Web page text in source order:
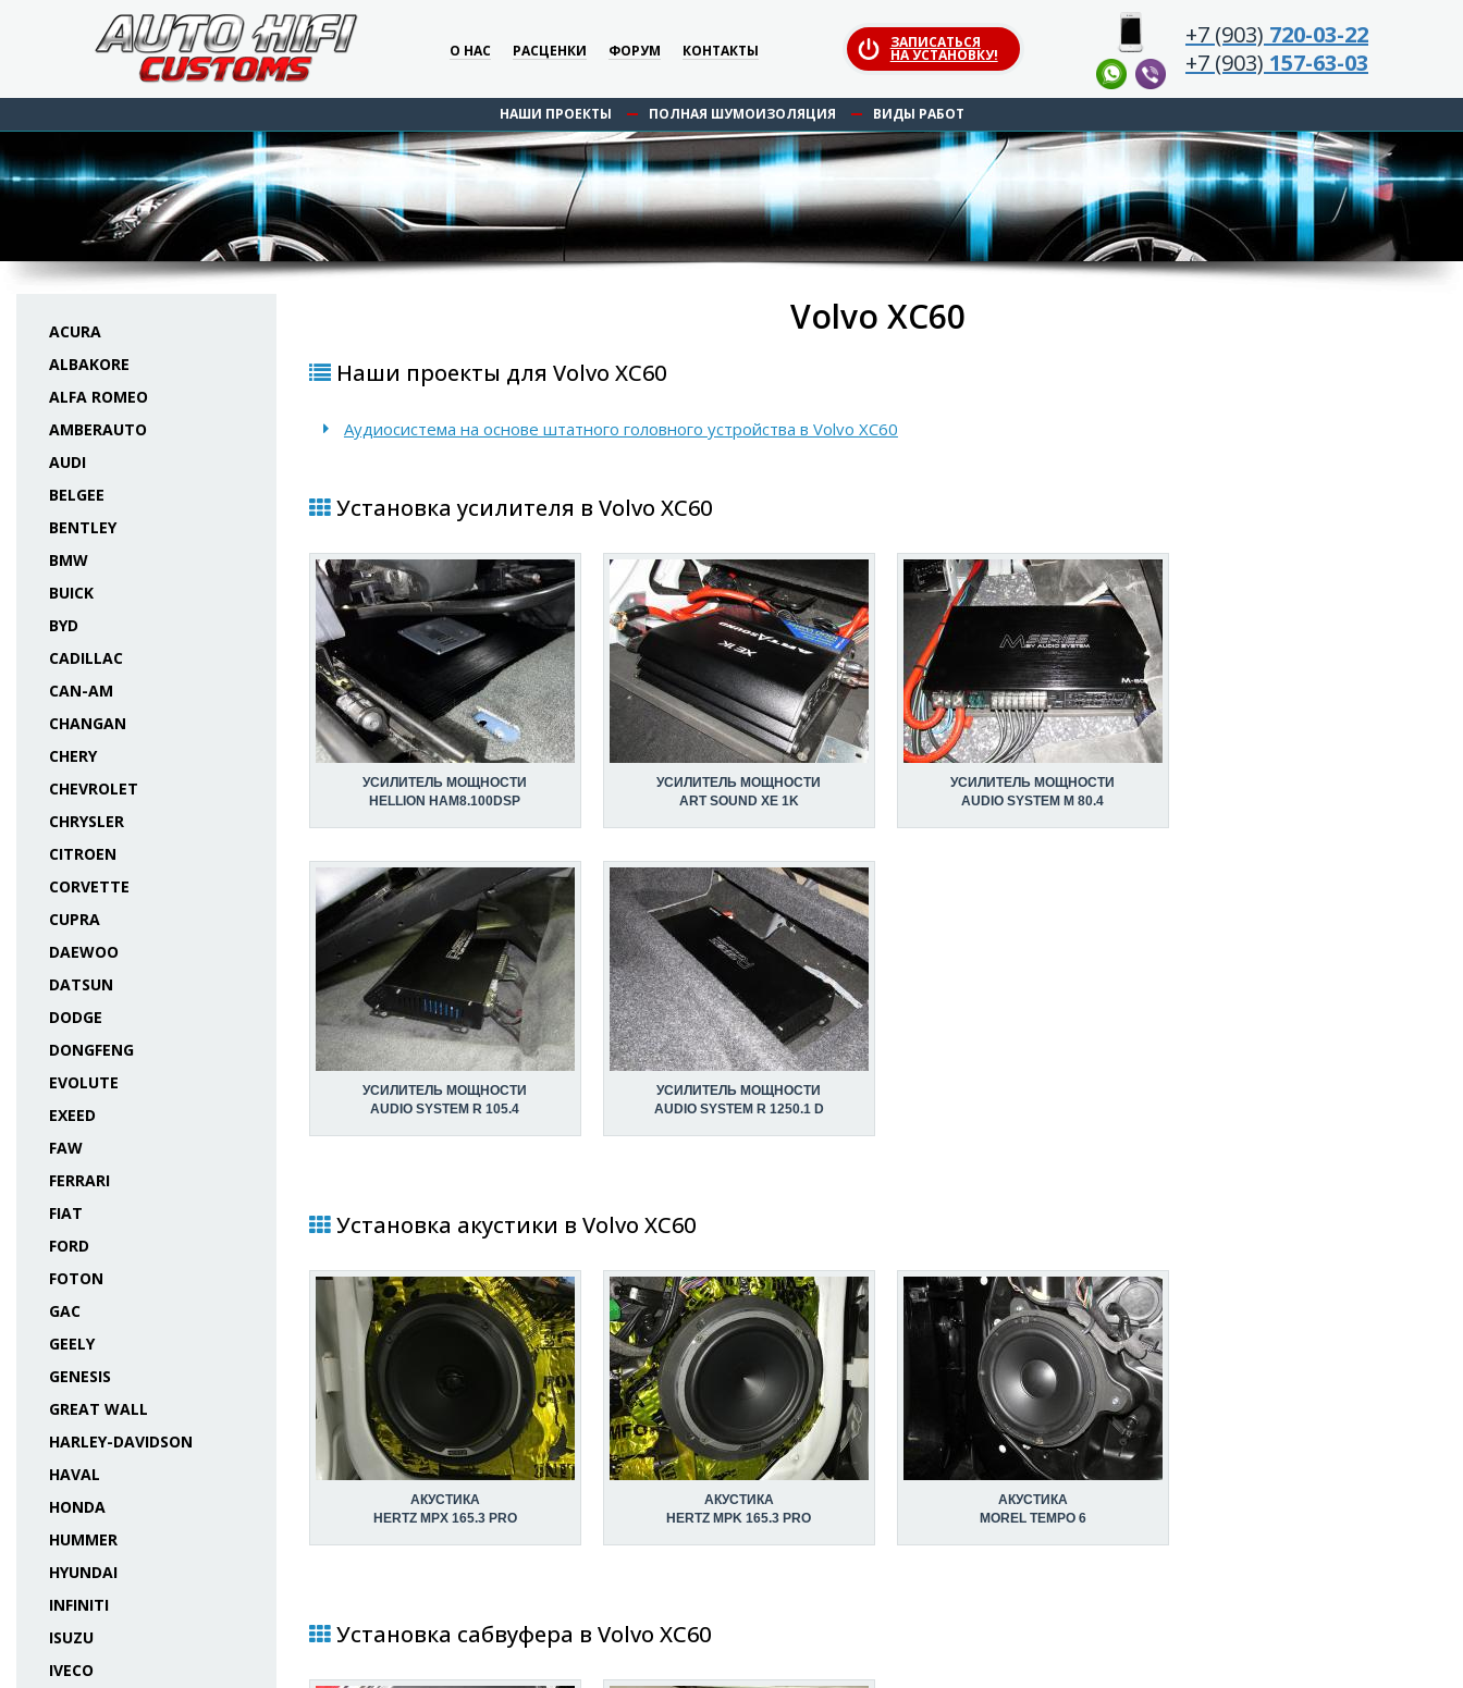
О НАС РАСЦЕНКИ ФОРУМ КОНТАКТЫ ЗАПИСАТЬСЯ
НА УСТАНОВКУ!
+7 (903) 720-03-22
+7 (903) 157-63-03
НАШИ ПРОЕКТЫ ПОЛНАЯ ШУМОИЗОЛЯЦИЯ ВИДЫ РАБОТ
ACURA
ALBAKORE
ALFA ROMEO
AMBERAUTO
AUDI
BELGEE
BENTLEY
BMW
BUICK
BYD
CADILLAC
CAN-AM
CHANGAN
CHERY
CHEVROLET
CHRYSLER
CITROEN
CORVETTE
CUPRA
DAEWOO
DATSUN
DODGE
DONGFENG
EVOLUTE
EXEED
FAW
FERRARI
FIAT
FORD
FOTON
GAC
GEELY
GENESIS
GREAT WALL
HARLEY-DAVIDSON
HAVAL
HONDA
HUMMER
HYUNDAI
INFINITI
ISUZU
IVECO
Volvo XC60
Наши проекты для Volvo XC60
Аудиосистема на основе штатного головного устройства в Volvo XC60
Установка усилителя в Volvo XC60
УСИЛИТЕЛЬ МОЩНОСТИ
HELLION HAM8.100DSP
УСИЛИТЕЛЬ МОЩНОСТИ
ART SOUND XE 1K
УСИЛИТЕЛЬ МОЩНОСТИ
AUDIO SYSTEM M 80.4
УСИЛИТЕЛЬ МОЩНОСТИ
AUDIO SYSTEM R 105.4
УСИЛИТЕЛЬ МОЩНОСТИ
AUDIO SYSTEM R 1250.1 D
Установка акустики в Volvo XC60
АКУСТИКА
HERTZ MPX 165.3 PRO
АКУСТИКА
HERTZ MPK 165.3 PRO
АКУСТИКА
MOREL TEMPO 6
Установка сабвуфера в Volvo XC60